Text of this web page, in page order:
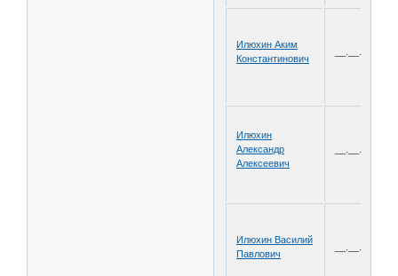
Илюхин Аким
Константинович
Илюхин
Александр
Алексеевич
Илюхин Василий
Павлович